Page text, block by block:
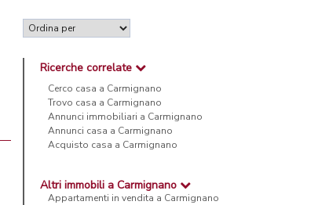
Ricerche correlate
Cerco casa a Carmignano
Trovo casa a Carmignano
Annunci immobiliari a Carmignano
Annunci casa a Carmignano
Acquisto casa a Carmignano
Altri immobili a Carmignano
Appartamenti in vendita a Carmignano